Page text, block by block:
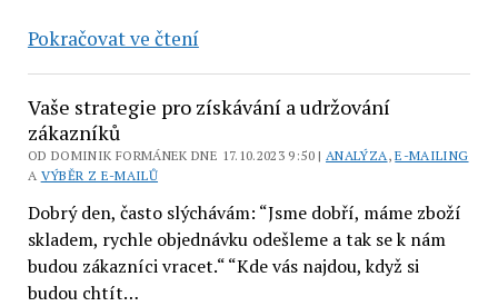
mailing
přinesl
lavinu
Pokračovat ve čteníJak
obchodní
Vaše strategie pro získávání a udržování
zákazníků
OD DOMINIK FORMÁNEK DNE 17.10.2023 9:50 |ANALÝZA,E-MAILING
A VÝBĚR Z E-MAILŮ
Dobrý den, často slýchávám: “Jsme dobří, máme zboží
skladem, rychle objednávku odešleme a tak se k nám
budou zákazníci vracet.“ “Kde vás najdou, když si
budou chtít…